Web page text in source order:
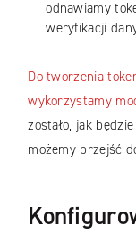
odnawiamy
weryfikacji
Do tworzenia
wykorzystamy
zostało, jak
możemy przejść